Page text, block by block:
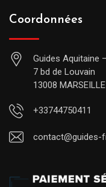
Coordonnées
Guides Aquitaine
7 bd de Louvain
13008
+33744750411
contact@guides-